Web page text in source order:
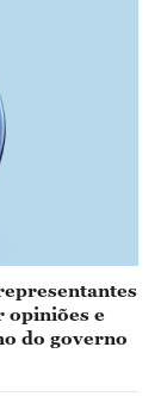
opiniões e
do governo